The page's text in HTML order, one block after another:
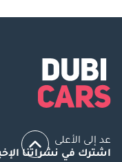
عد إلى الأعلى
اشترك في نشراتنا